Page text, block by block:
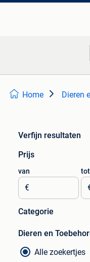
Home Dieren
Verfijn resultaten
Prijs
van
€
tot
Categorie
Dieren en
Alle zoekertjes